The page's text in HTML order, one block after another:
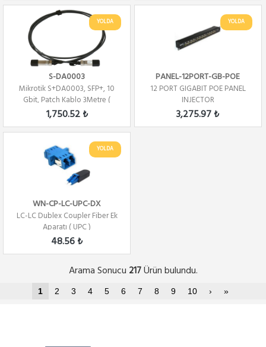
YOLDA
S-DA0003
Mikrotik S+DA0003, SFP+, 10
Gbit, Patch Kablo 3Metre (
Direct Atta...
1,750.52 ₺
YOLDA
PANEL-12PORT-GB-POE
12 PORT GIGABIT POE PANEL
INJECTOR
3,275.97 ₺
YOLDA
WN-CP-LC-UPC-DX
LC-LC Dublex Coupler Fiber Ek
Aparatı ( UPC )
48.56 ₺
Arama Sonucu 217Ürün bulundu.
1 2 3 4 5 6 7 8 9 10 › »